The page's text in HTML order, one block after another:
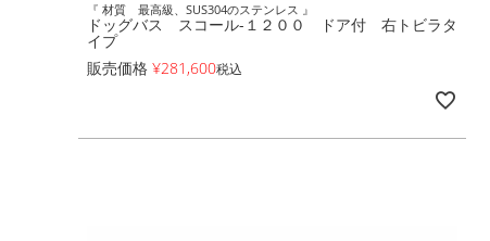
『 材質 最高級、SUS304のステンレス 』
ドッグバス スコール-１２００ ドア付 右トビラタ
イプ
販売価格 ¥281,600税込